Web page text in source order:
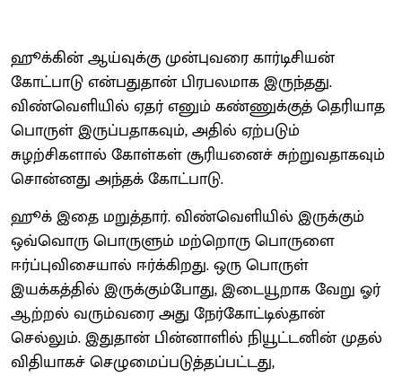
ஹூக்கின் ஆய்வுக்கு முன்புவரை கார்டிசியன்
கோட்பாடு என்பதுதான் பிரபலமாக இருந்தது.
விண்வெளியில் ஏதர் எனும் கண்ணுக்குத் தெரியாத
பொருள் இருப்பதாகவும், அதில் ஏற்படும்
சுழற்சிகளால் கோள்கள் சூரியனைச் சுற்றுவதாகவும்
சொன்னது அந்தக் கோட்பாடு.
ஹூக் இதை மறுத்தார். விண்வெளியில் இருக்கும்
ஒவ்வொரு பொருளும் மற்றொரு பொருளை
ஈர்ப்புவிசையால் ஈர்க்கிறது. ஒரு பொருள்
இயக்கத்தில் இருக்கும்போது, இடையூறாக வேறு ஓர்
ஆற்றல் வரும்வரை அது நேர்கோட்டில்தான்
செல்லும். இதுதான் பின்னாளில் நியூட்டனின் முதல்
விதியாகச் செழுமைப்படுத்தப்பட்டது,